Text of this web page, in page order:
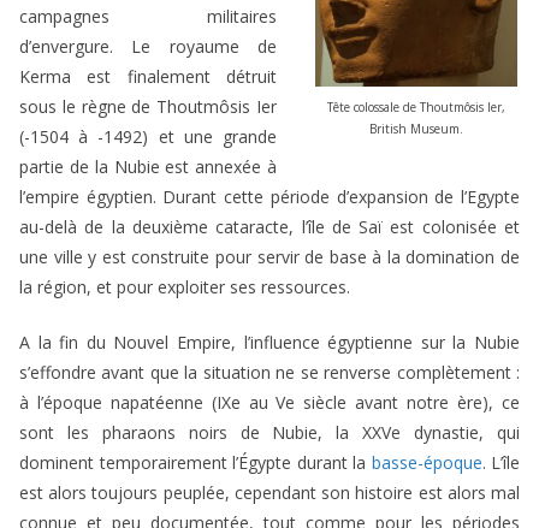
Tête colossale de Thoutmôsis Ier,
British Museum.
campagnes militaires
d’envergure. Le royaume de
Kerma est finalement détruit
sous le règne de Thoutmôsis Ier
(-1504 à -1492) et une grande
partie de la Nubie est annexée à
l’empire égyptien. Durant cette période d’expansion de l’Egypte
au-delà de la deuxième cataracte, l’île de Saï est colonisée et
une ville y est construite pour servir de base à la domination de
la région, et pour exploiter ses ressources.
A la fin du Nouvel Empire, l’influence égyptienne sur la Nubie
s’effondre avant que la situation ne se renverse complètement :
à l’époque napatéenne (IXe au Ve siècle avant notre ère), ce
sont les pharaons noirs de Nubie, la XXVe dynastie, qui
dominent temporairement l’Égypte durant la basse-époque. L’île
est alors toujours peuplée, cependant son histoire est alors mal
connue et peu documentée, tout comme pour les périodes